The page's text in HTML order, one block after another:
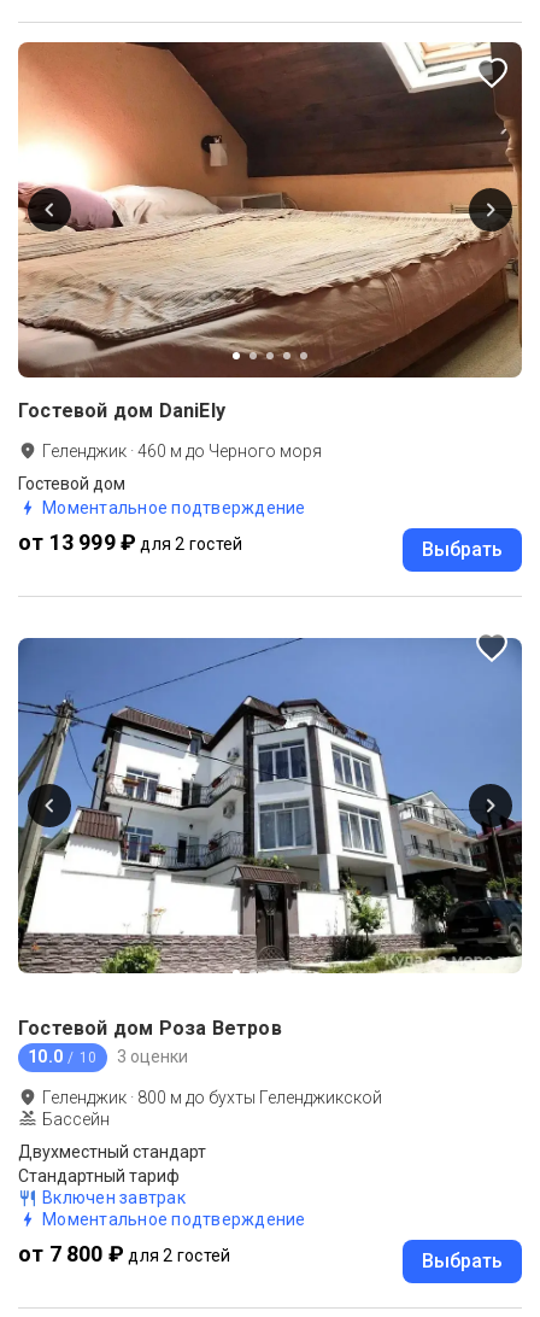
Гостевой дом DaniEly
Геленджик ·460 м до Черного моря
Гостевой дом
Моментальное подтверждение
от 13 999 ₽ для 2 гостей Выбрать
Гостевой дом Роза Ветров
10.0 / 10 3 оценки
Геленджик · 800 м до бухты Геленджикской
Бассейн
Двухместный стандарт
Стандартный тариф
Включен завтрак
Моментальное подтверждение
от 7 800 ₽ для 2 гостей Выбрать